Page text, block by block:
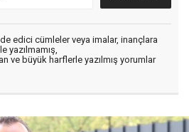
edici cümleler veya imalar, inançlara
yazılmamış,
ve büyük harflerle yazılmış yorumlar